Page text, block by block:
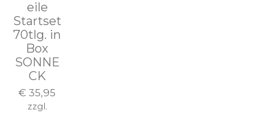
eile
Startset
70tlg. in
Box
SONNE
CK
€ 35,95
zzgl.